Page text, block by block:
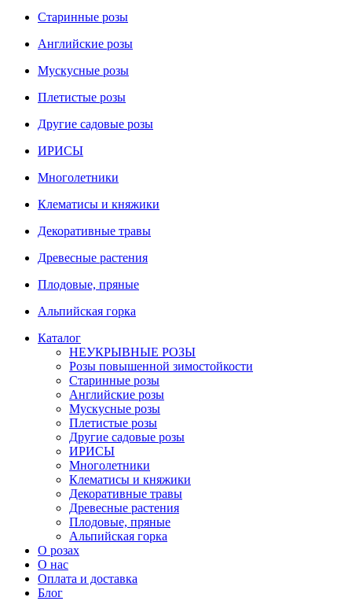
Старинные розы
Английские розы
Мускусные розы
Плетистые розы
Другие садовые розы
ИРИСЫ
Многолетники
Клематисы и княжики
Декоративные травы
Древесные растения
Плодовые, пряные
Альпийская горка
Каталог
НЕУКРЫВНЫЕ РОЗЫ
Розы повышенной зимостойкости
Старинные розы
Английские розы
Мускусные розы
Плетистые розы
Другие садовые розы
ИРИСЫ
Многолетники
Клематисы и княжики
Декоративные травы
Древесные растения
Плодовые, пряные
Альпийская горка
О розах
О нас
Оплата и доставка
Блог